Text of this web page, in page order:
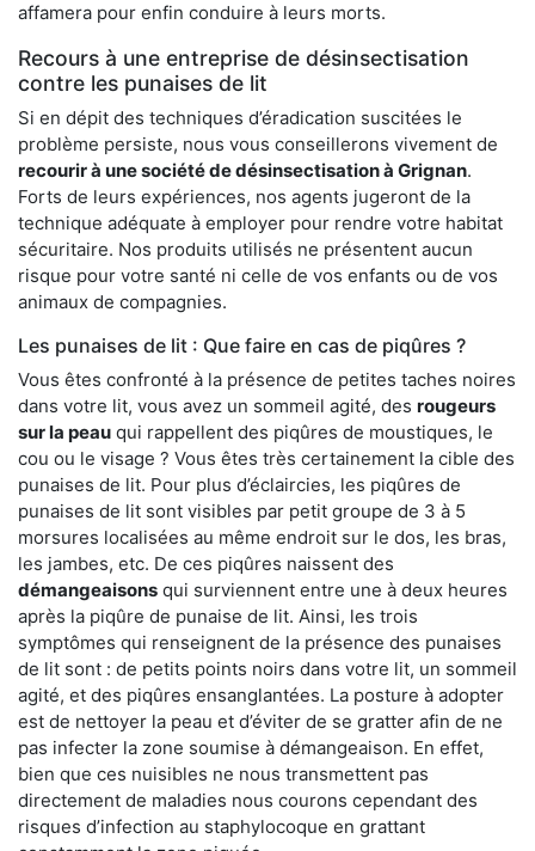
affamera pour enfin conduire à leurs morts.
Recours à une entreprise de désinsectisation
contre les punaises de lit
Si en dépit des techniques d’éradication suscitées le
problème persiste, nous vous conseillerons vivement de
recourir à une société de désinsectisation à Grignan.
Forts de leurs expériences, nos agents jugeront de la
technique adéquate à employer pour rendre votre habitat
sécuritaire. Nos produits utilisés ne présentent aucun
risque pour votre santé ni celle de vos enfants ou de vos
animaux de compagnies.
Les punaises de lit : Que faire en cas de piqûres ?
Vous êtes confronté à la présence de petites taches noires
dans votre lit, vous avez un sommeil agité, des rougeurs
sur la peau qui rappellent des piqûres de moustiques, le
cou ou le visage ? Vous êtes très certainement la cible des
punaises de lit. Pour plus d’éclaircies, les piqûres de
punaises de lit sont visibles par petit groupe de 3 à 5
morsures localisées au même endroit sur le dos, les bras,
les jambes, etc. De ces piqûres naissent des
démangeaisons qui surviennent entre une à deux heures
après la piqûre de punaise de lit. Ainsi, les trois
symptômes qui renseignent de la présence des punaises
de lit sont : de petits points noirs dans votre lit, un sommeil
agité, et des piqûres ensanglantées. La posture à adopter
est de nettoyer la peau et d’éviter de se gratter afin de ne
pas infecter la zone soumise à démangeaison. En effet,
bien que ces nuisibles ne nous transmettent pas
directement de maladies nous courons cependant des
risques d’infection au staphylocoque en grattant